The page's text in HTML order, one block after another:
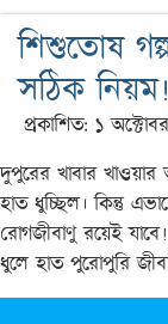
শিশুতোষ
সঠিক নিয়ম!
প্রকাশিত: ১
দুপুরের খাবার
হাত ধুচ্ছিল। কিন্তু
রোগজীবাণু রয়েই
ধুলে হাত পুরোপুরি